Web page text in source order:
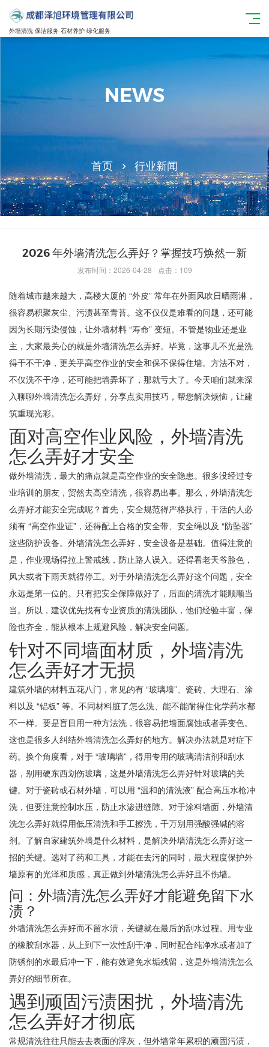
外墙清洗 保洁服务 石材养护 绿化服务
NEWS
首页 行业新闻
2026 年外墙清洗怎么弄好？掌握技巧焕然一新
发布时间：2026-04-28 点击：109
随着城市越来越大，高楼大厦的 “外皮” 常年在外面风吹日晒雨淋，
很容易积聚灰尘、污渍甚至青苔。这不仅仅是难看的问题，还可能
因为长期污染侵蚀，让外墙材料 “寿命” 变短。不管是物业还是业
主，大家最关心的就是外墙清洗怎么弄好。毕竟，这事儿不光是洗
得干不干净，更关乎高空作业的安全和保不保得住墙。方法不对，
不仅洗不干净，还可能把墙弄坏了，那就亏大了。今天咱们就来深
入聊聊外墙清洗怎么弄好，分享点实用技巧，帮您解决烦恼，让建
筑重现光彩。
面对高空作业风险，外墙清洗
怎么弄好才安全
做外墙清洗，最大的痛点就是高空作业的安全隐患。很多没经过专
业培训的朋友，贸然去高空清洗，很容易出事。那么，外墙清洗怎
么弄好才能安全完成呢？首先，安全规范得严格执行，干活的人必
须有 “高空作业证”，还得配上合格的安全带、安全绳以及 “防坠器”
这些防护设备。外墙清洗怎么弄好，安全设备是基础。值得注意的
是，作业现场得拉上警戒线，防止路人误入。还得看老天爷脸色，
风大或者下雨天就得停工。对于外墙清洗怎么弄好这个问题，安全
永远是第一位的。只有把安全保障做好了，后面的清洗才能顺顺当
当。所以，建议优先找有专业资质的清洗团队，他们经验丰富，保
险也齐全，能从根本上规避风险，解决安全问题。
针对不同墙面材质，外墙清洗
怎么弄好才无损
建筑外墙的材料五花八门，常见的有 “玻璃墙”、瓷砖、大理石、涂
料以及 “铝板” 等。不同材料脏了怎么洗、能不能耐得住化学药水都
不一样。要是盲目用一种方法洗，很容易把墙面腐蚀或者弄变色。
这也是很多人纠结外墙清洗怎么弄好的地方。解决办法就是对症下
药。换个角度看，对于 “玻璃墙”，得用专用的玻璃清洁剂和刮水
器，别用硬东西划伤玻璃，这是外墙清洗怎么弄好针对玻璃的关
键。对于瓷砖或石材外墙，可以用 “温和的清洗液” 配合高压水枪冲
洗，但要注意控制水压，防止水渗进缝隙。对于涂料墙面，外墙清
洗怎么弄好就得用低压清洗和手工擦洗，千万别用强酸强碱的溶
剂。了解自家建筑外墙是什么材料，是解决外墙清洗怎么弄好这一
招的关键。选对了药和工具，才能在去污的同时，最大程度保护外
墙原有的光泽和质感，真正做到外墙清洗怎么弄好且不伤墙。
问：外墙清洗怎么弄好才能避免留下水
渍？
外墙清洗怎么弄好而不留水渍，关键就在最后的刮水过程。用专业
的橡胶刮水器，从上到下一次性刮干净，同时配合纯净水或者加了
防锈剂的水最后冲一下，能有效避免水垢残留，这是外墙清洗怎么
弄好的细节所在。
遇到顽固污渍困扰，外墙清洗
怎么弄好才彻底
常规清洗往往只能去去表面的浮灰，但外墙常年累积的顽固污渍，